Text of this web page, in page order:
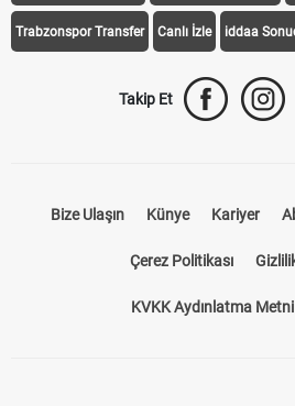
Trabzonspor Transfer Canlı İzle iddaa
Takip Et
Bize Ulaşın Künye Kariyer
Çerez Politikası
KVKK Aydınlatma